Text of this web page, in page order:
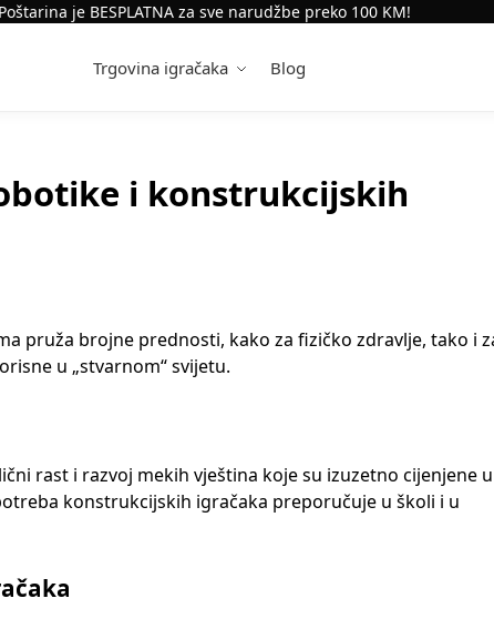
Poštarina je BESPLATNA za sve narudžbe preko 100 KM!
Trgovina igračaka Blog
i konstrukcijskih
pruža brojne prednosti, kako za fizičko zdravlje, tako i
u „stvarnom“ svijetu.
rast i razvoj mekih vještina koje su izuzetno cijenjene u
konstrukcijskih igračaka preporučuje u školi i u